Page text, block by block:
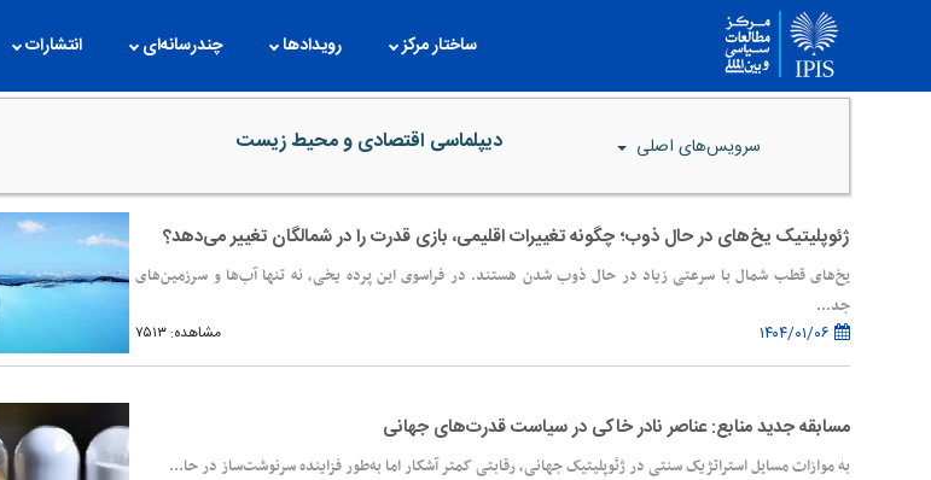
ساختار مرکز رویدادها چندرسانه‌ای انتشارات
سرویس‌های اصلی دیپلماسی اقتصادی و محیط زیست
ژئوپلیتیک یخ‌های در حال ذوب؛ چگونه تغییرات اقلیمی، بازی قدرت را در شمالگان تغییر می‌دهد؟
یخ‌های قطب شمال با سرعتی زیاد در حال ذوب شدن هستند. در فراسوی این پرده یخی، نه تنها آب‌ها و سرزمین‌های
جد...
مشاهده: ۷۵۱۳
مسابقه جدید منابع: عناصر نادر خاکی در سیاست قدرت‌های جهانی
به موازات مسایل استراتژیک سنتی در ژئوپلیتیک جهانی، رقابتی کمتر آشکار اما به‌طور فزاینده‌ سرنوشت‌ساز در حا...